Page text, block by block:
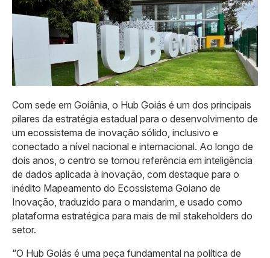
Com sede em Goiânia, o Hub Goiás é um dos principais
pilares da estratégia estadual para o desenvolvimento de
um ecossistema de inovação sólido, inclusivo e
conectado a nível nacional e internacional. Ao longo de
dois anos, o centro se tornou referência em inteligência
de dados aplicada à inovação, com destaque para o
inédito Mapeamento do Ecossistema Goiano de
Inovação, traduzido para o mandarim, e usado como
plataforma estratégica para mais de mil stakeholders do
setor.
“O Hub Goiás é uma peça fundamental na política de